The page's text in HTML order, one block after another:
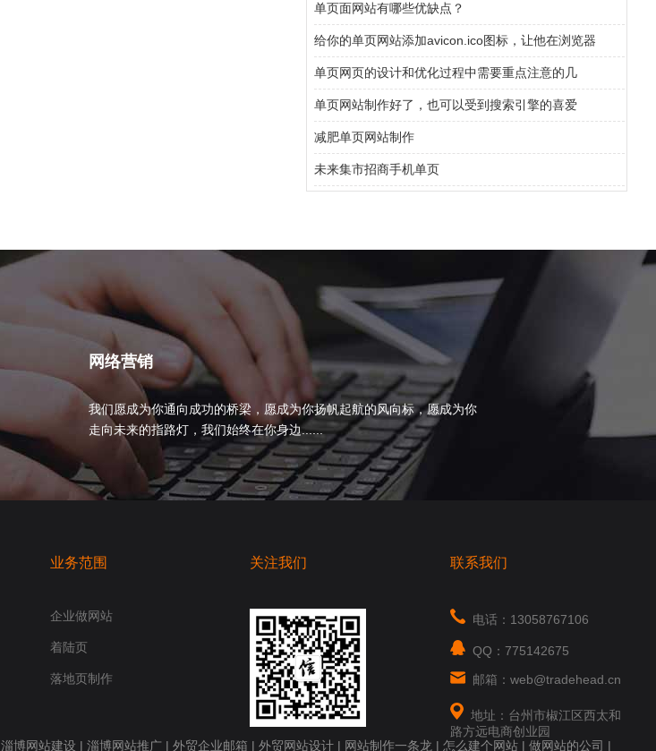
单页面网站有哪些优缺点？
给你的单页网站添加avicon.ico图标，让他在浏览器
单页网页的设计和优化过程中需要重点注意的几
单页网站制作好了，也可以受到搜索引擎的喜爱
减肥单页网站制作
未来集市招商手机单页
网络营销
我们愿成为你通向成功的桥梁，愿成为你扬帆起航的风向标，愿成为你
走向未来的指路灯，我们始终在你身边......
业务范围
企业做网站
着陆页
落地页制作
关注我们 联系我们
电话：13058767106
QQ：775142675
邮箱：web@tradehead.cn
地址：台州市椒江区西太和
路方远电商创业园
淄博网站建设 | 淄博网站推广| 外贸企业邮箱 | 外贸网站设计| 网站制作一条龙 | 怎么建个网站| 做网站的公司 |